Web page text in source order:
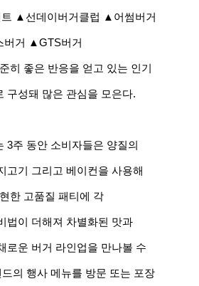
트 ▲선데이버거클럽 ▲어썸버거
거 ▲GTS버거
히 좋은 반응을 얻고 있는 인기
구성돼 많은 관심을 모은다.
3주 동안 소비자들은 양질의
고기 그리고 베이컨을 사용해
한 고품질 패티에 각
법이 더해져 차별화된 맛과
로운 버거 라인업을 만나볼 수
의 행사 메뉴를 방문 또는 포장